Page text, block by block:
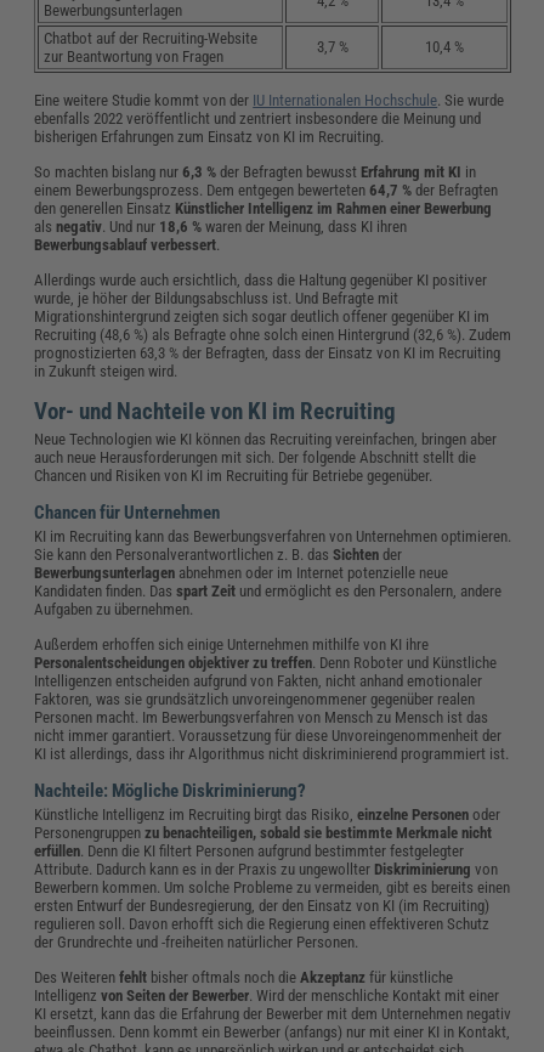
Bewerbungsunterlagen
Chatbot auf der Recruiting-Website
zur Beantwortung von Fragen
3,7 % 10,4 %
Eine weitere Studie kommt von der IU Internationalen Hochschule . Sie wurde
ebenfalls 2022 veröffentlicht und zentriert insbesondere die Meinung und
bisherigen Erfahrungen zum Einsatz von KI im Recruiting.
So machten bislang nur6,3 % der Befragten bewusst Erfahrung mit KI in
einem Bewerbungsprozess. Dem entgegen bewerteten64,7 % der Befragten
den generellen Einsatz Künstlicher Intelligenz im Rahmen einer Bewerbung
alsnegativ . Und nur 18,6 % waren der Meinung, dass KI ihren
Bewerbungsablauf verbessert
Allerdings wurde auch ersichtlich, dass die Haltung gegenüber KI positiver
wurde, je höher der Bildungsabschluss ist. Und Befragte mit
Migrationshintergrund zeigten sich sogar deutlich offener gegenüber KI im
Recruiting (48,6 %) als Befragte ohne solch einen Hintergrund (32,6 %). Zudem
prognostizierten 63,3 % der Befragten, dass der Einsatz von KI im Recruiting
in Zukunft steigen wird.
Vor- und Nachteile von KI im Recruiting
Neue Technologien wie KI können das Recruiting vereinfachen, bringen aber
auch neue Herausforderungen mit sich. Der folgende Abschnitt stellt die
Chancen und Risiken von KI im Recruiting für Betriebe gegenüber.
Chancen für Unternehmen
KI im Recruiting kann das Bewerbungsverfahren von Unternehmen optimieren.
Sie kann den Personalverantwortlichen z. B. dasSichten der
Bewerbungsunterlagen abnehmen oder im Internet potenzielle neue
Kandidaten finden. Dasspart Zeit und ermöglicht es den Personalern, andere
Aufgaben zu übernehmen.
Außerdem erhoffen sich einige Unternehmen mithilfe von KI ihre
Personalentscheidungen objektiver zu treffen . Denn Roboter und Künstliche
Intelligenzen entscheiden aufgrund von Fakten, nicht anhand emotionaler
Faktoren, was sie grundsätzlich unvoreingenommener gegenüber realen
Personen macht. Im Bewerbungsverfahren von Mensch zu Mensch ist das
nicht immer garantiert. Voraussetzung für diese Unvoreingenommenheit der
KI ist allerdings, dass ihr Algorithmus nicht diskriminierend programmiert ist.
Nachteile: Mögliche Diskriminierung?
Künstliche Intelligenz im Recruiting birgt das Risiko,einzelne Personenoder
Personengruppen zu benachteiligen, sobald sie bestimmte Merkmale nicht
erfüllen . Denn die KI filtert Personen aufgrund bestimmter festgelegter
Attribute. Dadurch kann es in der Praxis zu ungewollter Diskriminierung von
Bewerbern kommen. Um solche Probleme zu vermeiden, gibt es bereits einen
ersten Entwurf der Bundesregierung, der den Einsatz von KI (im Recruiting)
regulieren soll. Davon erhofft sich die Regierung einen effektiveren Schutz
der Grundrechte und -freiheiten natürlicher Personen.
Des Weiterenfehlt bisher oftmals noch dieAkzeptanzfür künstliche
Intelligenzvon Seiten der Bewerber . Wird der menschliche Kontakt mit einer
KI ersetzt, kann das die Erfahrung der Bewerber mit dem Unternehmen negativ
beeinflussen. Denn kommt ein Bewerber (anfangs) nur mit einer KI in Kontakt,